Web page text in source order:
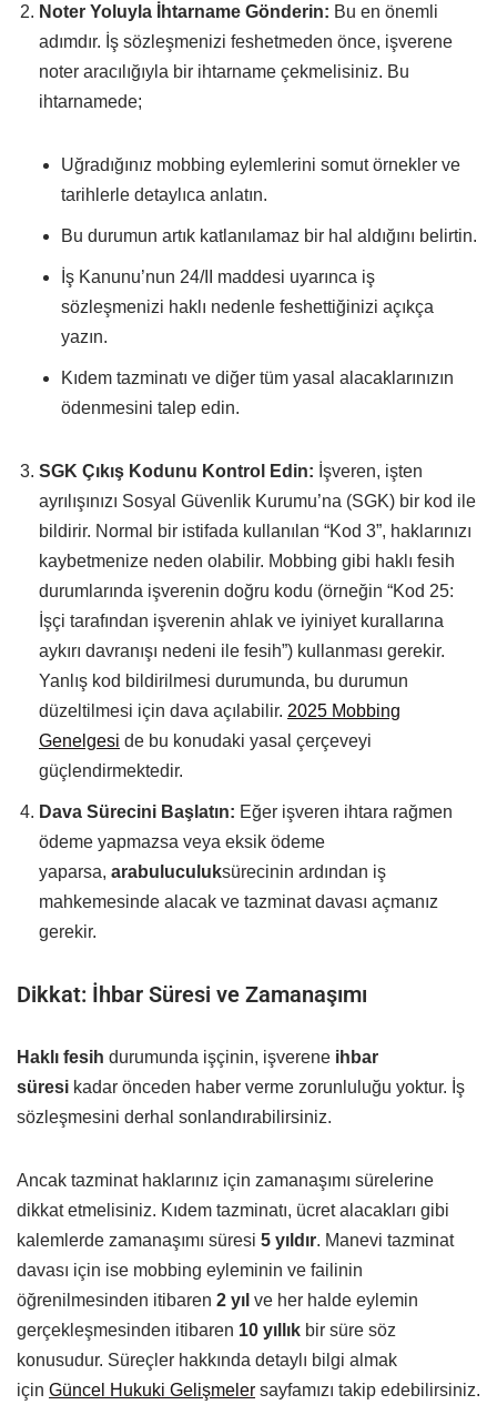
Noter Yoluyla İhtarname Gönderin: Bu en önemli
adımdır. İş sözleşmenizi feshetmeden önce, işverene
noter aracılığıyla bir ihtarname çekmelisiniz. Bu
ihtarnamede;
Uğradığınız mobbing eylemlerini somut örnekler ve
tarihlerle detaylıca anlatın.
Bu durumun artık katlanılamaz bir hal aldığını belirtin.
İş Kanunu’nun 24/II maddesi uyarınca iş
sözleşmenizi haklı nedenle feshettiğinizi açıkça
yazın.
Kıdem tazminatı ve diğer tüm yasal alacaklarınızın
ödenmesini talep edin.
SGK Çıkış Kodunu Kontrol Edin: İşveren, işten
ayrılışınızı Sosyal Güvenlik Kurumu’na (SGK) bir kod ile
bildirir. Normal bir istifada kullanılan “Kod 3”, haklarınızı
kaybetmenize neden olabilir. Mobbing gibi haklı fesih
durumlarında işverenin doğru kodu (örneğin “Kod 25:
İşçi tarafından işverenin ahlak ve iyiniyet kurallarına
aykırı davranışı nedeni ile fesih”) kullanması gerekir.
Yanlış kod bildirilmesi durumunda, bu durumun
düzeltilmesi için dava açılabilir. 2025 Mobbing
Genelgesi de bu konudaki yasal çerçeveyi
güçlendirmektedir.
Dava Sürecini Başlatın: Eğer işveren ihtara rağmen
ödeme yapmazsa veya eksik ödeme
yaparsa, arabuluculuksürecinin ardından iş
mahkemesinde alacak ve tazminat davası açmanız
gerekir.
Dikkat: İhbar Süresi ve Zamanaşımı
Haklı fesih durumunda işçinin, işverene ihbar
süresi kadar önceden haber verme zorunluluğu yoktur. İş
sözleşmesini derhal sonlandırabilirsiniz.
Ancak tazminat haklarınız için zamanaşımı sürelerine
dikkat etmelisiniz. Kıdem tazminatı, ücret alacakları gibi
kalemlerde zamanaşımı süresi 5 yıldır. Manevi tazminat
davası için ise mobbing eyleminin ve failinin
öğrenilmesinden itibaren 2 yıl ve her halde eylemin
gerçekleşmesinden itibaren 10 yıllık bir süre söz
konusudur. Süreçler hakkında detaylı bilgi almak
için Güncel Hukuki Gelişmeler sayfamızı takip edebilirsiniz.